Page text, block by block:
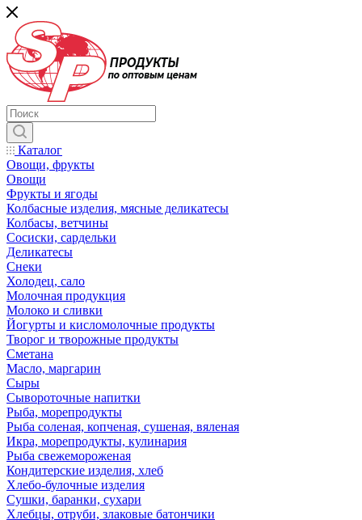
Каталог
Овощи, фрукты
Овощи
Фрукты и ягоды
Колбасные изделия, мясные деликатесы
Колбасы, ветчины
Сосиски, сардельки
Деликатесы
Снеки
Холодец, сало
Молочная продукция
Молоко и сливки
Йогурты и кисломолочные продукты
Творог и творожные продукты
Сметана
Масло, маргарин
Сыры
Сывороточные напитки
Рыба, морепродукты
Рыба соленая, копченая, сушеная, вяленая
Икра, морепродукты, кулинария
Рыба свежемороженая
Кондитерские изделия, хлеб
Хлебо-булочные изделия
Сушки, баранки, сухари
Хлебцы, отруби, злаковые батончики